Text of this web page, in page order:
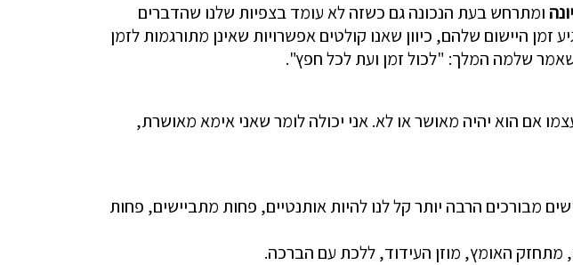
ומתרחש בעת הנכונה גם כשזה לא עומד בצפיות שלנו שהדברים
זמן היישום שלהם, כיוון שאנו קולטים אפשרויות שאינן מתורגמות לזמן
שלמה המלך: "לכול זמן ועת לכל חפץ".
אם הוא יהיה מאושר או לא. אני יכולה לומר שאני אימא מאושרת,
מבורכים הרבה יותר קל לנו להיות אותנטיים, פחות מתביישים, פחות
מתחזק האומץ, מוזן העידוד, ללכת עם הברכה.